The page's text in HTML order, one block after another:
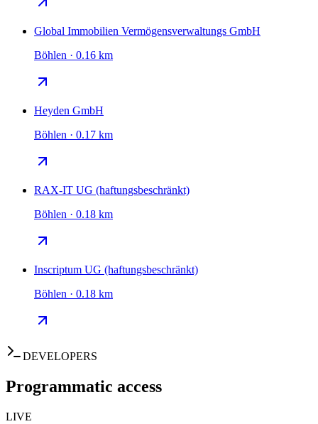
Global Immobilien Vermögensverwaltungs GmbH
Böhlen · 0.16 km
Heyden GmbH
Böhlen · 0.17 km
RAX-IT UG (haftungsbeschränkt)
Böhlen · 0.18 km
Inscriptum UG (haftungsbeschränkt)
Böhlen · 0.18 km
DEVELOPERS
Programmatic access
LIVE